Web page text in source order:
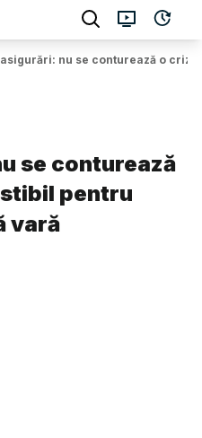
asigurări: nu se conturează o
se conturează
pentru
vară